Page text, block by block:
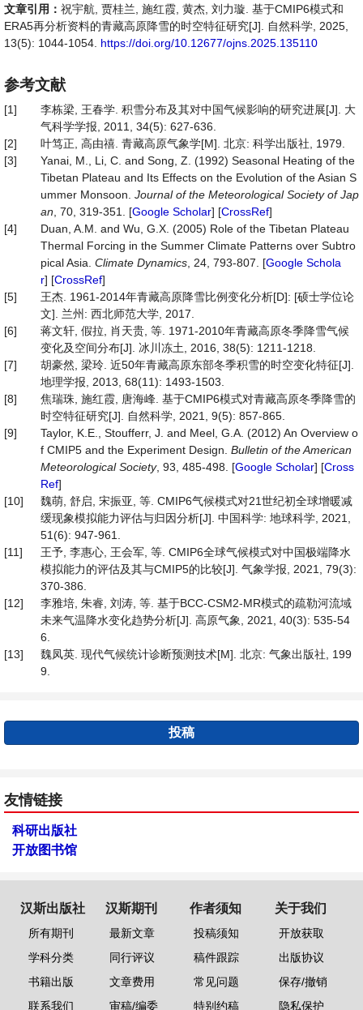
文章引用： 祝宇航, 贾桂兰, 施红霞, 黄杰, 刘力璇. 基于CMIP6模式和
ERA5再分析资料的青藏高原降雪的时空特征研究[J]. 自然科学, 2025,
13(5): 1044-1054. https://doi.org/10.12677/ojns.2025.135110
参考文献
[1]
李栋梁, 王春学. 积雪分布及其对中国气候影响的研究进展[J]. 大
气科学学报, 2011, 34(5): 627-636.
[2]
叶笃正, 高由禧. 青藏高原气象学[M]. 北京: 科学出版社, 1979.
[3]
Yanai, M., Li, C. and Song, Z. (1992) Seasonal Heating of the
Tibetan Plateau and Its Effects on the Evolution of the Asian S
ummer Monsoon. Journal of the Meteorological Society of Jap
an , 70, 319-351. [Google Scholar] [CrossRef]
[4]
Duan, A.M. and Wu, G.X. (2005) Role of the Tibetan Plateau
Thermal Forcing in the Summer Climate Patterns over Subtro
pical Asia. Climate Dynamics , 24, 793-807. [Google Schola
r] [CrossRef]
[5]
王杰. 1961-2014年青藏高原降雪比例变化分析[D]: [硕士学位论
文]. 兰州: 西北师范大学, 2017.
[6]
蒋文轩, 假拉, 肖天贵, 等. 1971-2010年青藏高原冬季降雪气候
变化及空间分布[J]. 冰川冻土, 2016, 38(5): 1211-1218.
[7]
胡豪然, 梁玲. 近50年青藏高原东部冬季积雪的时空变化特征[J].
地理学报, 2013, 68(11): 1493-1503.
[8]
焦瑞珠, 施红霞, 唐海峰. 基于CMIP6模式对青藏高原冬季降雪的
时空特征研究[J]. 自然科学, 2021, 9(5): 857-865.
[9]
Taylor, K.E., Stoufferr, J. and Meel, G.A. (2012) An Overview o
f CMIP5 and the Experiment Design. Bulletin of the American
Meteorological Society, 93, 485-498. [Google Scholar] [Cross
Ref]
[10]
魏萌, 舒启, 宋振亚, 等. CMIP6气候模式对21世纪初全球增暖减
缓现象模拟能力评估与归因分析[J]. 中国科学: 地球科学, 2021,
51(6): 947-961.
[11]
王予, 李惠心, 王会军, 等. CMIP6全球气候模式对中国极端降水
模拟能力的评估及其与CMIP5的比较[J]. 气象学报, 2021, 79(3):
370-386.
[12]
李雅培, 朱睿, 刘涛, 等. 基于BCC-CSM2-MR模式的疏勒河流域
未来气温降水变化趋势分析[J]. 高原气象, 2021, 40(3): 535-54
6.
[13]
魏凤英. 现代气候统计诊断预测技术[M]. 北京: 气象出版社, 199
9.
投稿
友情链接
科研出版社
开放图书馆
汉斯出版社
所有期刊
学科分类
书籍出版
联系我们
汉斯期刊
最新文章
同行评议
文章费用
审稿/编委
作者须知
投稿须知
稿件跟踪
常见问题
特别约稿
关于我们
开放获取
出版协议
保存/撤销
隐私保护